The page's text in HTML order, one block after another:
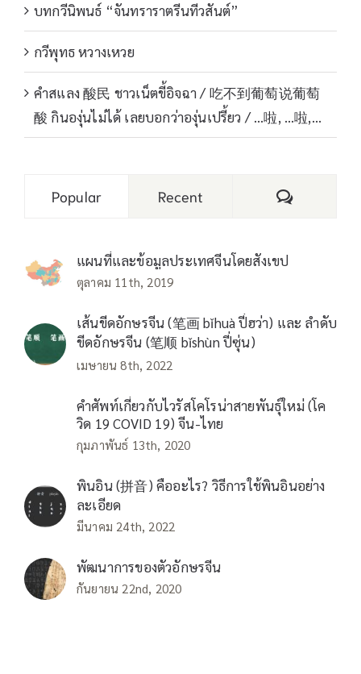
บทกวีนิพนธ์ “จันทราราตรีนทีวสันต์”
กวีพุทธ หวางเหวย
คำสแลง 酸民 ชาวเน็ตขี้อิจฉา / 吃不到葡萄说葡萄
酸 กินองุ่นไม่ได้ เลยบอกว่าองุ่นเปรี้ยว / …啦, …啦,…
Popular Recent Comments
แผนที่และข้อมูลประเทศจีนโดยสังเขป
ตุลาคม 11th, 2019
เส้นขีดอักษรจีน (笔画 bǐhuà ปี่ฮว่า) และ ลำดับ
ขีดอักษรจีน (笔顺 bǐshùn ปี่ซุ่น)
เมษายน 8th, 2022
คำศัพท์เกี่ยวกับไวรัสโคโรน่าสายพันธุ์ใหม่ (โค
วิด 19 COVID 19) จีน-ไทย
กุมภาพันธ์ 13th, 2020
พินอิน (拼音) คืออะไร? วิธีการใช้พินอินอย่าง
ละเอียด
มีนาคม 24th, 2022
พัฒนาการของตัวอักษรจีน
กันยายน 22nd, 2020